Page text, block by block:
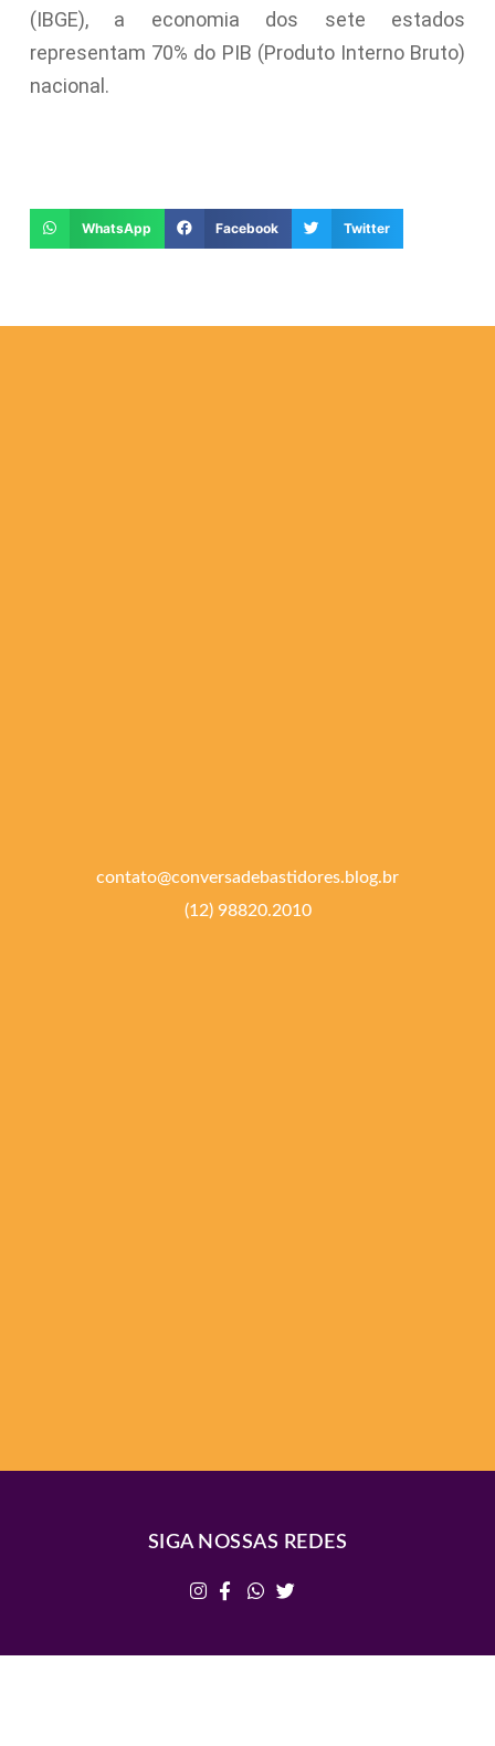
(IBGE), a economia dos sete estados
representam 70% do PIB (Produto Interno Bruto)
nacional.
WhatsApp Facebook Twitter
contato@conversadebastidores.blog.br
(12) 98820.2010
SIGA NOSSAS REDES